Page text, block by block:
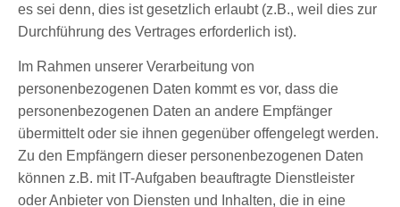
es sei denn, dies ist gesetzlich erlaubt (z.B., weil dies zur
Durchführung des Vertrages erforderlich ist).
Im Rahmen unserer Verarbeitung von
personenbezogenen Daten kommt es vor, dass die
personenbezogenen Daten an andere Empfänger
übermittelt oder sie ihnen gegenüber offengelegt werden.
Zu den Empfängern dieser personenbezogenen Daten
können z.B. mit IT-Aufgaben beauftragte Dienstleister
oder Anbieter von Diensten und Inhalten, die in eine